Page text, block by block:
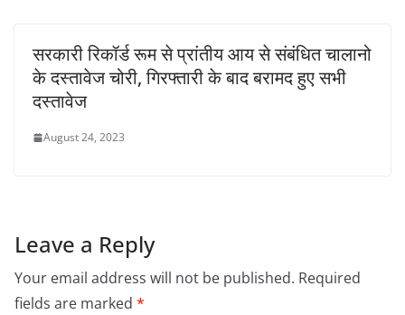
सरकारी रिकॉर्ड रूम से प्रांतीय आय से संबंधित चालानो
के दस्तावेज चोरी, गिरफ्तारी के बाद बरामद हुए सभी
दस्तावेज
August 24, 2023
Leave a Reply
Your email address will not be published. Required
fields are marked *